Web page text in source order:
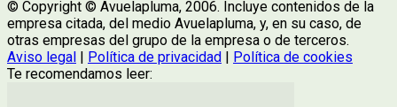
© Copyright © Avuelapluma, 2006. Incluye contenidos de la
empresa citada, del medio Avuelapluma, y, en su caso, de
otras empresas del grupo de la empresa o de terceros.
Aviso legal | Política de privacidad | Política de cookies
Te recomendamos leer: